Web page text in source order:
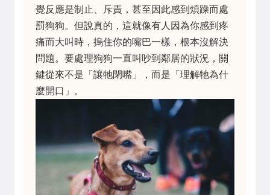
覺反應是制止、斥責，甚至因此感到煩躁而處
罰狗狗。但說真的，這就像有人因為你感到疼
痛而大叫時，摀住你的嘴巴一樣，根本沒解決
問題。要處理狗狗一直叫吵到鄰居的狀況，關
鍵從來不是「讓牠閉嘴」，而是「理解牠為什
麼開口」。